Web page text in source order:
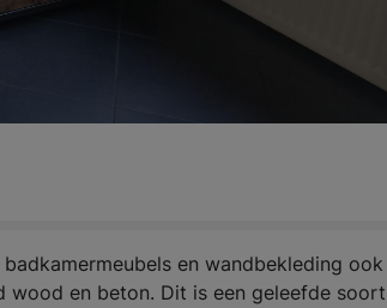
en wandbekleding ook
en beton. Dit is een geleefde soort